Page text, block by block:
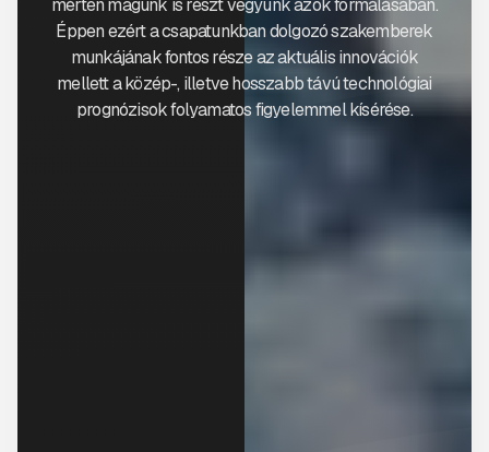
mérten magunk is részt vegyünk azok formálásában.
Éppen ezért a csapatunkban dolgozó szakemberek
munkájának fontos része az aktuális innovációk
mellett a közép-, illetve hosszabb távú technológiai
prognózisok folyamatos figyelemmel kísérése.